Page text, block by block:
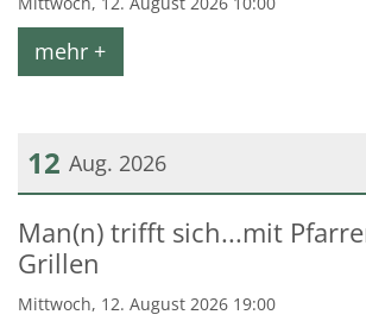
mehr +
12 Aug. 2026
Datum: 12. August 2026
Man(n) trifft sich...mit
Grillen
Mittwoch, 12. August 2026 19:00